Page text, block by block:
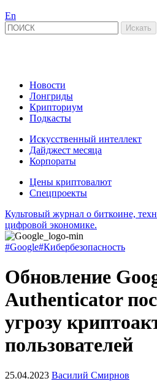
En
Новости
Лонгриды
Крипториум
Подкасты
Искусственный интеллект
Дайджест месяца
Корпораты
Цены криптовалют
Спецпроекты
Культовый журнал о биткоине,
цифровой экономике.
#Google#Кибербезопасность
Обновление
Authenticator
угрозу
пользователей
25.04.2023 Василий Смирнов